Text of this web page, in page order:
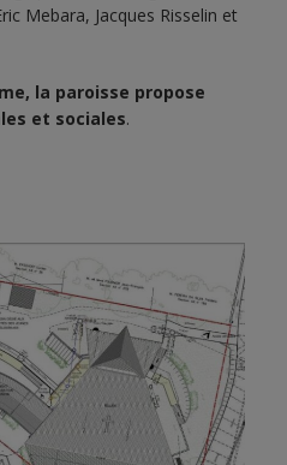
Mebara, Jacques Risselin et
la paroisse propose
et sociales.